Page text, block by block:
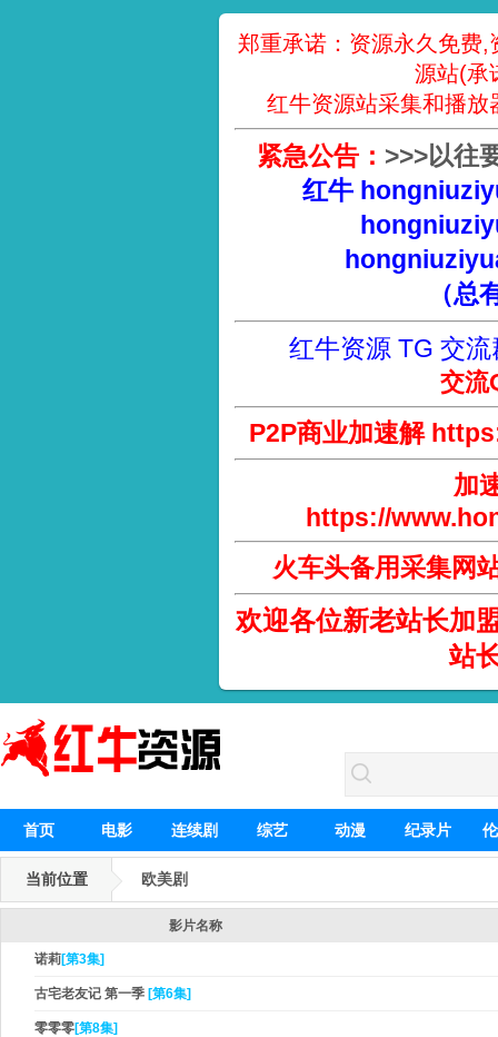
郑重承诺：资源永久免费
源站(承
红牛资源站采集和播放
紧急公告： >>>以往
红牛
（总
红牛资源 TG 交流
交流
P2P商业加速解
加
https://
火车头备用采集网
欢迎各位新老站长加
站
首页 电影 连续剧 综艺 动漫 纪录片
当前位置 欧美剧
影片名称
诺莉[第3集]
古宅老友记 第一季 [第6集]
零零零[第8集]